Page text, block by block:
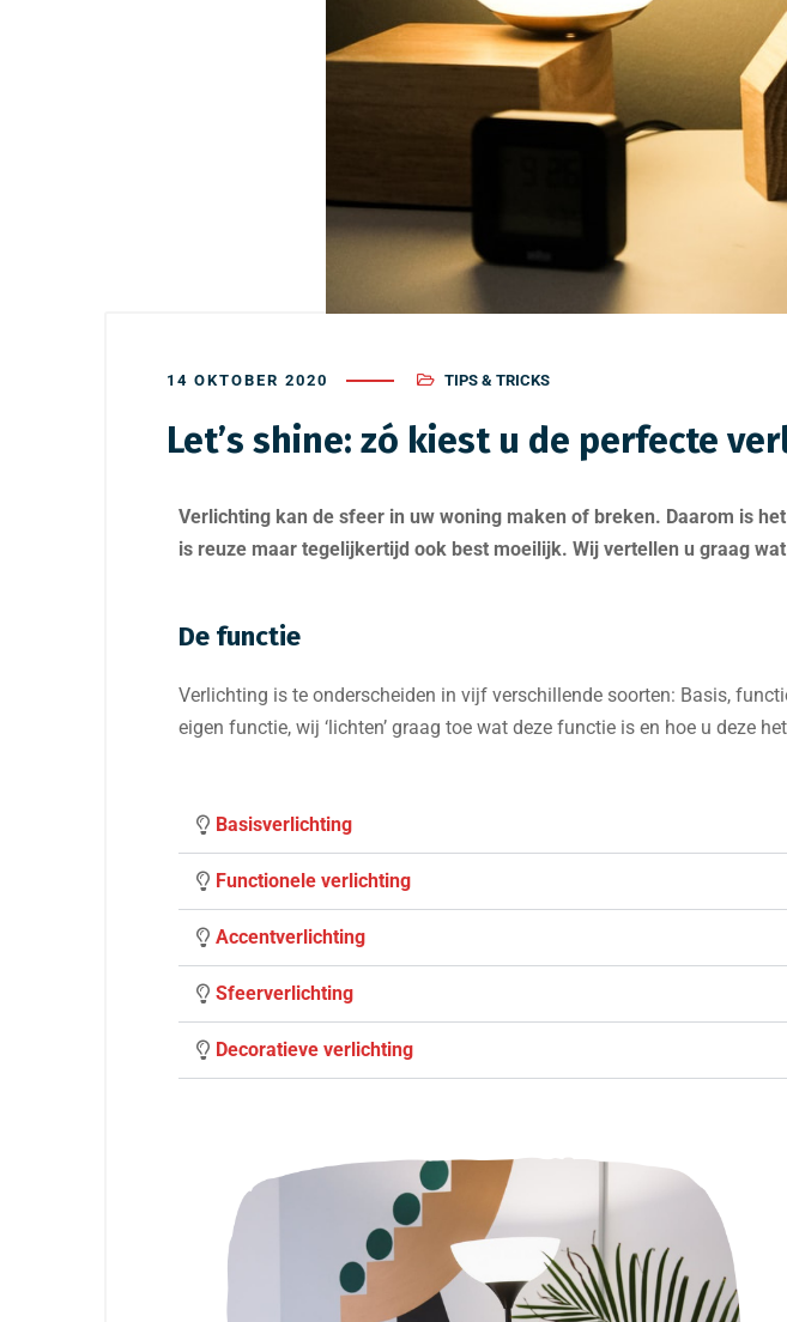
14 OKTOBER 2020 TIPS & TRICKS
Let’s shine: zó kiest u de perfecte
Verlichting kan de sfeer in uw woning maken of breken. Daarom is
is reuze maar tegelijkertijd ook best moeilijk. Wij vertellen u graag
De functie
Verlichting is te onderscheiden in vijf verschillende soorten: Basis,
eigen functie, wij ‘lichten’ graag toe wat deze functie is en hoe u deze
Basisverlichting
Functionele verlichting
Accentverlichting
Sfeerverlichting
Decoratieve verlichting